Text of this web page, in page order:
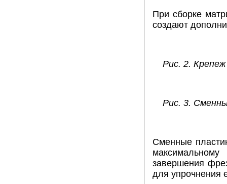
При сборке
создают
Рис. 2.
Рис. 3.
Сменные
завершения
для упрочнения